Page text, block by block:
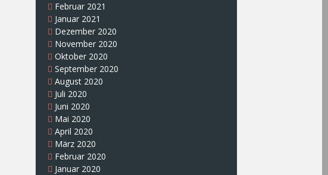
Februar 2021
Januar 2021
Dezember 2020
November 2020
Oktober 2020
September 2020
August 2020
Juli 2020
Juni 2020
Mai 2020
April 2020
März 2020
Februar 2020
Januar 2020